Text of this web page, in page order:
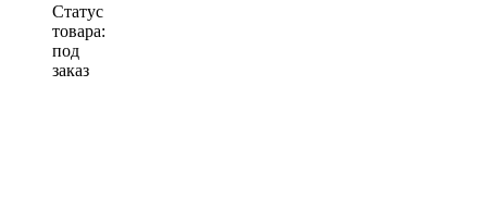
Статус
товара:
под
заказ